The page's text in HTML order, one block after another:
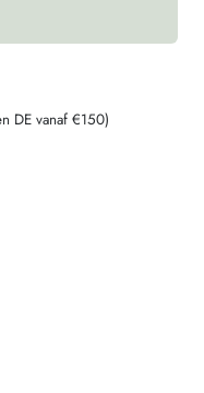
DE vanaf €150)